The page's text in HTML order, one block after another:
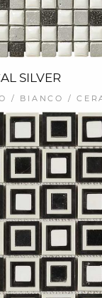
SILVER
/ BIANCO /